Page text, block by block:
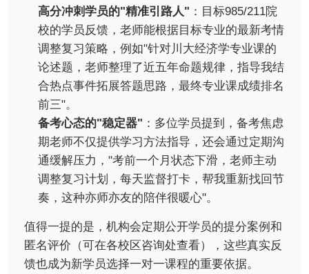
高分冲刺学员的"精准引路人" ：目标985/211院
校的学员反馈，老师能根据目标专业的最新考情
调整复习策略，例如"针对川大经济学专业课的
论述题，老师整理了近五年命题规律，指导我结
合热点事件拓展答题思路，最终专业课成绩排名
前三"。
备考心态的"稳定器" ：多位学员提到，备考焦虑
期老师不仅提供学习方法指导，还会通过定期沟
通缓解压力，"考前一个月状态下滑，老师主动
调整复习计划，每天监督打卡，帮我重新找回节
奏，这种亦师亦友的陪伴很暖心"。
值得一提的是，机构会定期公开学员的提分案例和
匿名评价（可在各校区咨询处查看），这些真实反
馈也成为新学员选择一对一课程的重要依据。